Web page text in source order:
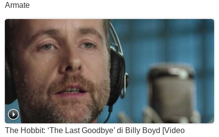
Armate
The Hobbit: ‘The Last Goodbye’ di Billy Boyd [Video